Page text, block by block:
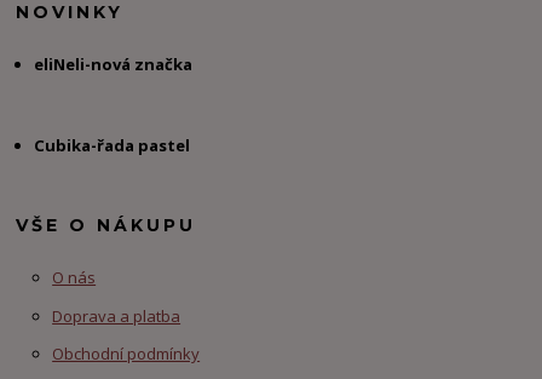
NOVINKY
eliNeli-nová značka
Cubika-řada pastel
VŠE O NÁKUPU
O nás
Doprava a platba
Obchodní podmínky